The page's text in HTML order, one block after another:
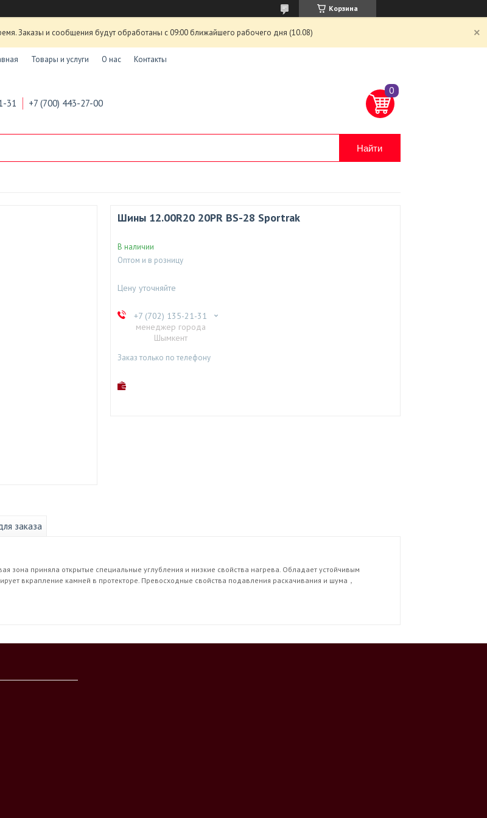
Корзина
Заказы и сообщения будут обработаны с 09:00 ближайшего рабочего дня (10.08)
Товары и услуги О нас Контакты
31 +7 (700) 443-27-00
Найти
Шины 12.00R20 20PR BS-28 Sportrak
В наличии
Оптом и в розницу
Цену уточняйте
+7 (702) 135-21-31
менеджер города
Шымкент
Заказ только по телефону
заказа
зона приняла открытые специальные углубления и низкие свойства нагрева. Обладает устойчивым
вкрапление камней в протекторе. Превосходные свойства подавления раскачивания и шума，